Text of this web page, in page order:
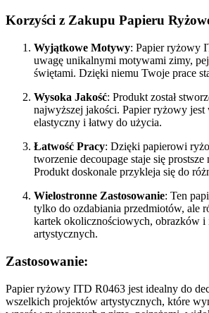
Korzyści z Zakupu Papieru
Wyjątkowe Motywy: Papier ryżowy
uwagę unikalnymi motywami zimy,
świętami. Dzięki niemu Twoje prace
Wysoka Jakość: Produkt został
najwyższej jakości. Papier ryżowy jest
elastyczny i łatwy do użycia.
Łatwość Pracy: Dzięki papierowi
tworzenie decoupage staje się
Produkt doskonale przykleja się do
Wielostronne Zastosowanie: Ten
tylko do ozdabiania przedmiotów, ale
kartek okolicznościowych, obrazków
artystycznych.
Zastosowanie:
Papier ryżowy ITD R0463 jest idealny do
wszelkich projektów artystycznych, które